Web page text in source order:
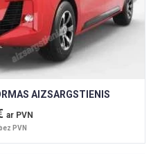
AIZSARGSTIENIS
ar PVN
bez PVN